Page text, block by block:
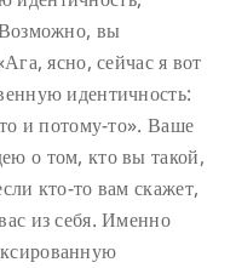
вы
ясно, сейчас я вот
идентичность:
и потому-то». Ваше
о том, кто вы такой,
кто-то вам скажет,
из себя. Именно